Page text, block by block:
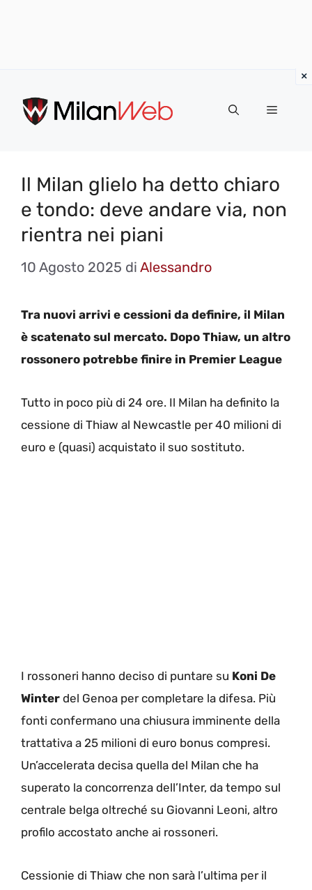
contenuto
MENU
Il Milan glielo ha detto chiaro
e tondo: deve andare via, non
rientra nei piani
10 Agosto 2025 di Alessandro
Tra nuovi arrivi e cessioni da definire, il Milan
è scatenato sul mercato. Dopo Thiaw, un altro
rossonero potrebbe finire in Premier League
Tutto in poco più di 24 ore. Il Milan ha definito la
cessione di Thiaw al Newcastle per 40 milioni di
euro e (quasi) acquistato il suo sostituto.
I rossoneri hanno deciso di puntare su Koni De
Winter del Genoa per completare la difesa. Più
fonti confermano una chiusura imminente della
trattativa a 25 milioni di euro bonus compresi.
Un’accelerata decisa quella del Milan che ha
superato la concorrenza dell’Inter, da tempo sul
centrale belga oltreché su Giovanni Leoni, altro
profilo accostato anche ai rossoneri.
Cessionie di Thiaw che non sarà l’ultima per il